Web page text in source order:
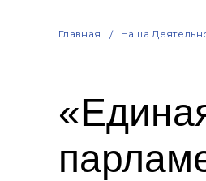
Главная Наша